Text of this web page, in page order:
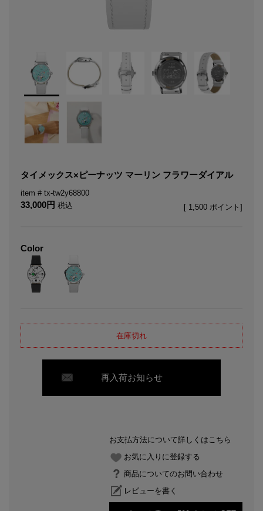
タイメックス×ピーナッツ マーリン フラワーダイアル
tx-tw2y68800
33,000 税込 [ 1,500 ポイント]
Color
在庫切れ
再入荷お知らせ
お支払方法について詳しくはこちら
お気に入りに登録する
商品についてのお問い合わせ
レビューを書く